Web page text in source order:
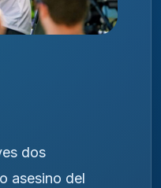
dos
asesino del